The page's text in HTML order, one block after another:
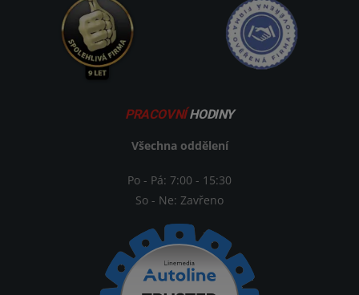
PRACOVNÍHODINY
Všechna oddělení
Po - Pá: 7:00 - 15:30
So - Ne: Zavřeno